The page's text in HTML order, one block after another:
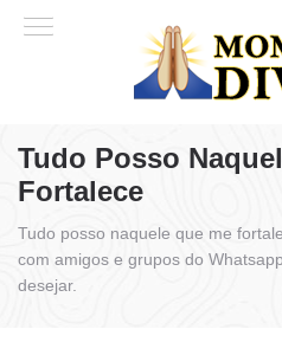
Tudo Posso
Fortalece
Tudo posso naquele que me
com amigos e grupos do
desejar.